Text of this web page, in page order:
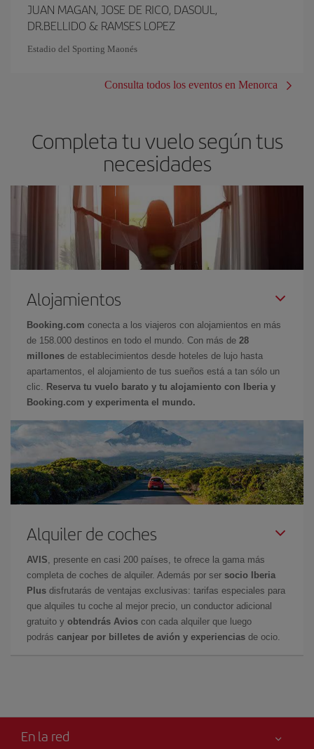
JUAN MAGAN, JOSE DE RICO, DASOUL,
DR.BELLIDO & RAMSES LOPEZ
Estadio del Sporting Maonés
Consulta todos los eventos en Menorca
Completa tu vuelo según tus
necesidades
Alojamientos
Booking.com conecta a los viajeros con alojamientos en más
de 158.000 destinos en todo el mundo. Con más de 28
millones de establecimientos desde hoteles de lujo hasta
apartamentos, el alojamiento de tus sueños está a tan sólo un
clic. Reserva tu vuelo barato y tu alojamiento con Iberia y
Booking.com y experimenta el mundo.
Alquiler de coches
AVIS, presente en casi 200 países, te ofrece la gama más
completa de coches de alquiler. Además por ser socio Iberia
Plus disfrutarás de ventajas exclusivas: tarifas especiales para
que alquiles tu coche al mejor precio, un conductor adicional
gratuito y obtendrás Avios con cada alquiler que luego
podrás canjear por billetes de avión y experiencias de ocio.
En la red